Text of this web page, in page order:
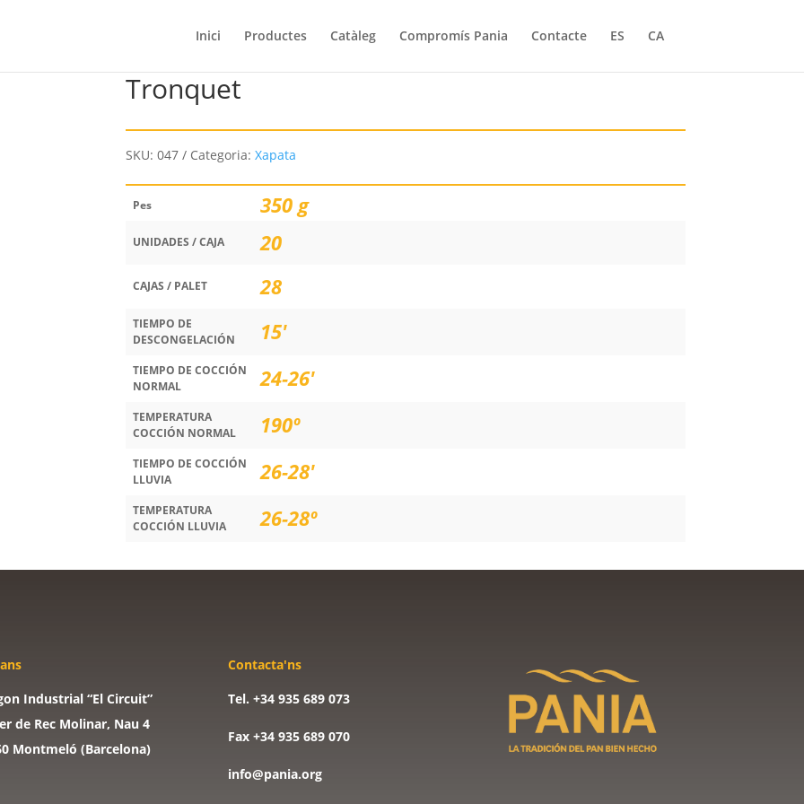
Inici Productes Catàleg Compromís Pania Contacte ES CA
Tronquet
SKU: 047 Categoria: Xapata
Pes 350 g
UNIDADES / CAJA 20
CAJAS / PALET 28
TIEMPO DE
DESCONGELACIÓN
15'
TIEMPO DE COCCIÓN
NORMAL
24-26'
TEMPERATURA
COCCIÓN NORMAL
190º
TIEMPO DE COCCIÓN
LLUVIA
26-28'
TEMPERATURA
COCCIÓN LLUVIA
26-28º
Industrial “El Circuit”
de Rec Molinar, Nau 4
Montmeló (Barcelona)
Contacta'ns
Tel. +34 935 689 073
Fax +34 935 689 070
info@pania.org